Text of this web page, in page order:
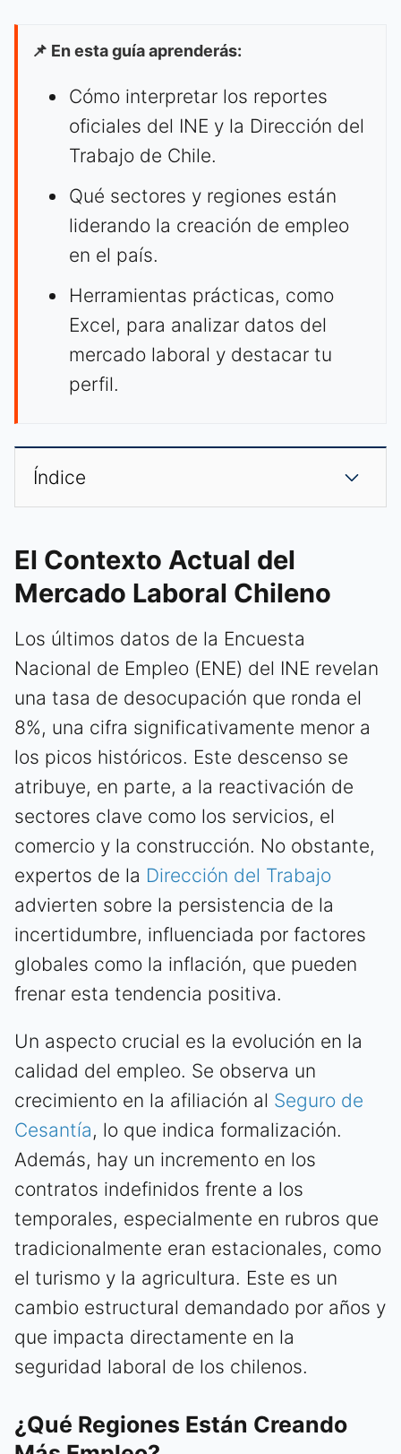
📌 En esta guía aprenderás:
Cómo interpretar los reportes
oficiales del INE y la Dirección del
Trabajo de Chile.
Qué sectores y regiones están
liderando la creación de empleo
en el país.
Herramientas prácticas, como
Excel, para analizar datos del
mercado laboral y destacar tu
perfil.
Índice
El Contexto Actual del
Mercado Laboral Chileno
Los últimos datos de la Encuesta
Nacional de Empleo (ENE) del INE revelan
una tasa de desocupación que ronda el
8%, una cifra significativamente menor a
los picos históricos. Este descenso se
atribuye, en parte, a la reactivación de
sectores clave como los servicios, el
comercio y la construcción. No obstante,
expertos de la Dirección del Trabajo
advierten sobre la persistencia de la
incertidumbre, influenciada por factores
globales como la inflación, que pueden
frenar esta tendencia positiva.
Un aspecto crucial es la evolución en la
calidad del empleo. Se observa un
crecimiento en la afiliación al Seguro de
Cesantía, lo que indica formalización.
Además, hay un incremento en los
contratos indefinidos frente a los
temporales, especialmente en rubros que
tradicionalmente eran estacionales, como
el turismo y la agricultura. Este es un
cambio estructural demandado por años y
que impacta directamente en la
seguridad laboral de los chilenos.
¿Qué Regiones Están Creando